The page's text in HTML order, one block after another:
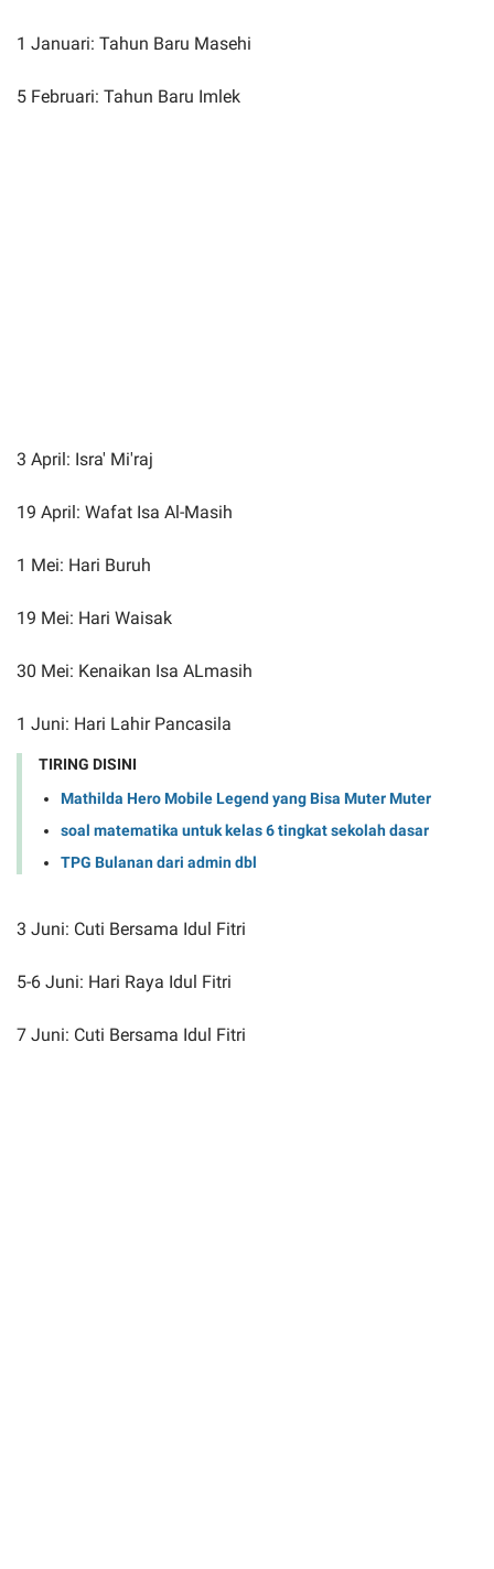
1 Januari: Tahun Baru Masehi
5 Februari: Tahun Baru Imlek
3 April: Isra' Mi'raj
19 April: Wafat Isa Al-Masih
1 Mei: Hari Buruh
19 Mei: Hari Waisak
30 Mei: Kenaikan Isa ALmasih
1 Juni: Hari Lahir Pancasila
TIRING DISINI
Mathilda Hero Mobile Legend yang Bisa Muter Muter
soal matematika untuk kelas 6 tingkat sekolah dasar
TPG Bulanan dari admin dbl
3 Juni: Cuti Bersama Idul Fitri
5-6 Juni: Hari Raya Idul Fitri
7 Juni: Cuti Bersama Idul Fitri